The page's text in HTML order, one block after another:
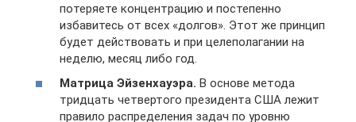
потеряете концентрацию и постепенно
избавитесь от всех «долгов». Этот же принцип
будет действовать и при целеполагании на
неделю, месяц либо год.
Матрица Эйзенхауэра. В основе метода
тридцать четвертого президента США лежит
правило распределения задач по уровню